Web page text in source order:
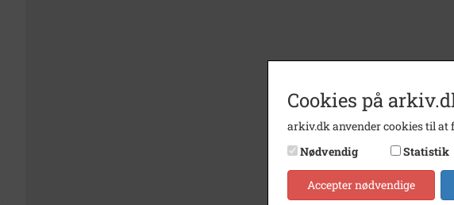
Cookies på
arkiv.dk anvender cookies til
Nødvendig
Statistik
Accepter nødvendige